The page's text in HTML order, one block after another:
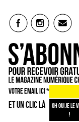
VOTRE EMAIL ICI *
ET UN CLIC LÀ